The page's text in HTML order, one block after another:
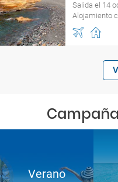
Salida el 14
Alojamiento
Verano